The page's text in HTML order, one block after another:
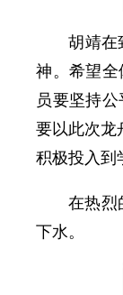
胡靖在
神。希望全
员要坚持
要以此次龙
积极投入到
在热烈
下水。